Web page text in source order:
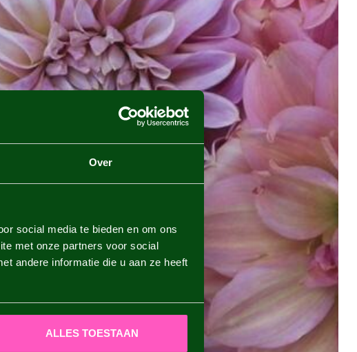
Over
social media te bieden en om ons
met onze partners voor social
andere informatie die u aan ze heeft
ALLES TOESTAAN